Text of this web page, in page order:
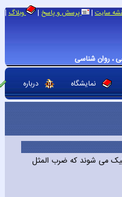
، روان شناسی
سایت | پرسش و پاسخ | وبلاگ |
نمایشگاه درباره
نیک می شوند که ضرب المثل